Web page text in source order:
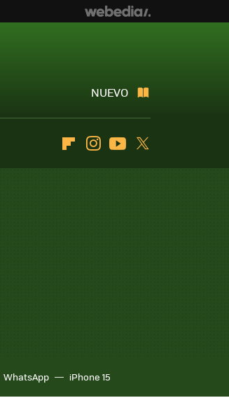
NUEVO
FlipboardInstagramYoutube
WhatsApp iPhone 15